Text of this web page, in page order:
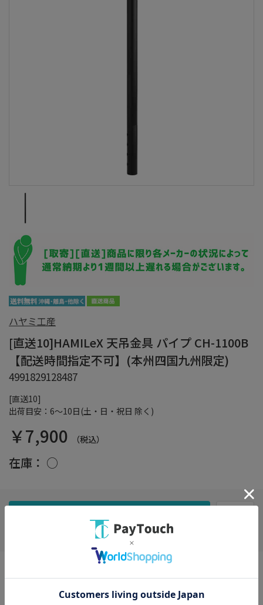
[直送10]
出荷目安：6～10日(土・日・祝日 除く)
ハヤミ工産
[直送10]HAMILeX 天吊金具 パイプ CH-1100B
【配送時間指定不可】(本州四国九州限定)
4991829128487
￥7,900 （税込）
在庫： ○
※配送時の時間指定は出来ませんのでご了承下さいませ。
外形寸法 幅 54 × 奥行き 54 × 高さ 1182 （mm）、総耐荷重
200kg、質量 約3kg、付属品 －